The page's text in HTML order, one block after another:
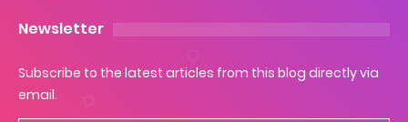
Newsletter
Subscribe to the latest articles from this blog directly via
email.